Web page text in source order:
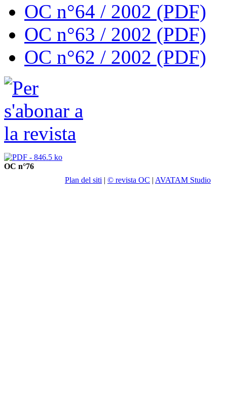
OC n°64 / 2002 (PDF)
OC n°63 / 2002 (PDF)
OC n°62 / 2002 (PDF)
OC n°76
Plan del siti | © revista OC | AVATAM Studio